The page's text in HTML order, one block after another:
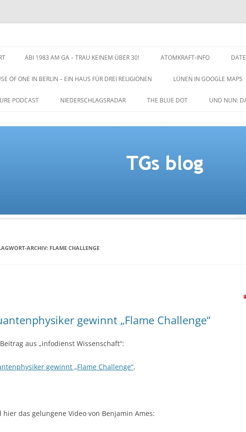
ABI 1983 AM GA – TRAU KEINEM ÜBER 30! ATOMKRAFT-INFO
OF ONE IN BERLIN – EIN HAUS FÜR DREI RELIGIONEN LÜNEN IN GOOGLE MAPS
PODCAST NIEDERSCHLAGSRADAR THE BLUE DOT UND NUN:
ARCHIV: FLAME CHALLENGE
gewinnt „Flame Challenge“
aus „infodienst Wissenschaft“:
gewinnt „Flame Challenge“.
hier das gelungene Video von Benjamin Ames: